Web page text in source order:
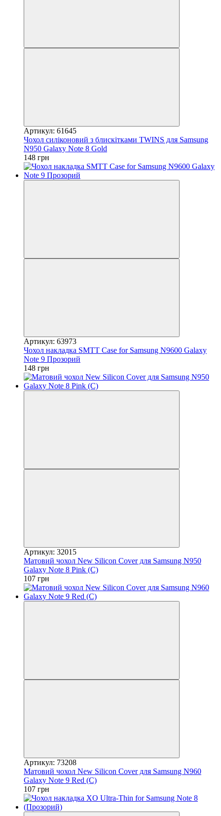
Артикул: 61645
Чохол силіконовий з блискітками TWINS для Samsung
N950 Galaxy Note 8 Gold
148 грн
Артикул: 63973
Чохол накладка SMTT Case for Samsung N9600 Galaxy
Note 9 Прозорий
148 грн
Артикул: 32015
Матовий чохол New Silicon Cover для Samsung N950
Galaxy Note 8 Pink (C)
107 грн
Артикул: 73208
Матовий чохол New Silicon Cover для Samsung N960
Galaxy Note 9 Red (C)
107 грн